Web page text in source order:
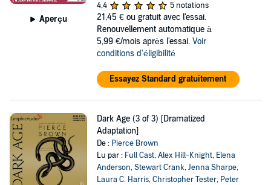
Aperçu
4,4
5 notations
21,45 € ou gratuit avec l'essai.
Renouvellement automatique à
5,99 €/mois après l'essai. Voir
conditions d'éligibilité
Essayez Standard gratuitement
Dark Age (3 of 3) [Dramatized
Adaptation]
De : Pierce Brown
Lu par : Full Cast,Alex Hill-Knight, Elena
Anderson,Stewart Crank,Jenna Sharpe,
Laura C. Harris,Christopher Tester, Peter